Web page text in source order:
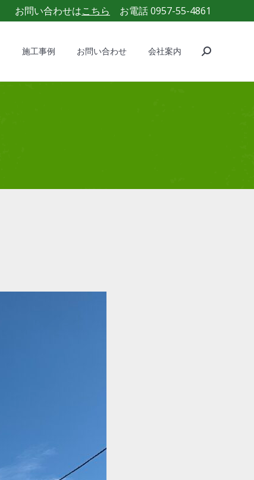
お問い合わせはこちら お電話 0957-55-4861
施工事例 お問い合わせ 会社案内 Search:
施工事例 お問い合わせ 会社案内 Search: